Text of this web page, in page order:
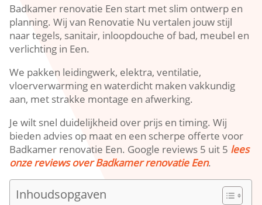
Badkamer renovatie Een start met slim ontwerp en
planning. Wij van Renovatie Nu vertalen jouw stijl
naar tegels, sanitair, inloopdouche of bad, meubel en
verlichting in Een.
We pakken leidingwerk, elektra, ventilatie,
vloerverwarming en waterdicht maken vakkundig
aan, met strakke montage en afwerking.
Je wilt snel duidelijkheid over prijs en timing. Wij
bieden advies op maat en een scherpe offerte voor
Badkamer renovatie Een. Google reviews 5 uit 5 lees
onze reviews over Badkamer renovatie Een.
Inhoudsopgaven